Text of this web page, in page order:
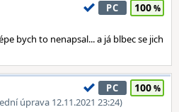
PC 100
bych to nenapsal... a já blbec se jich
úprava 12.11.2021 23:24)
PC 100